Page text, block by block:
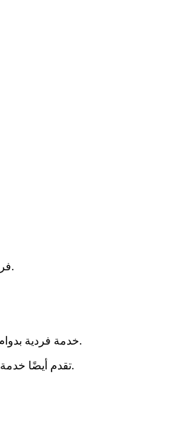
فريق تسويق من ذوي الخبرة.
خدمة فردية بدوام كامل على مدار 24 ساعة.
OEM & ODM ، تقدم أيضًا خدمة مخصصة.